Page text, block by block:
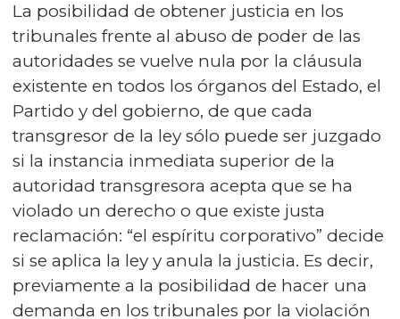
La posibilidad de obtener justicia en los
tribunales frente al abuso de poder de las
autoridades se vuelve nula por la cláusula
existente en todos los órganos del Estado, el
Partido y del gobierno, de que cada
transgresor de la ley sólo puede ser juzgado
si la instancia inmediata superior de la
autoridad transgresora acepta que se ha
violado un derecho o que existe justa
reclamación: “el espíritu corporativo” decide
si se aplica la ley y anula la justicia. Es decir,
previamente a la posibilidad de hacer una
demanda en los tribunales por la violación